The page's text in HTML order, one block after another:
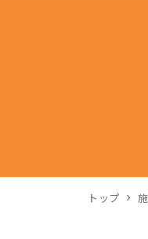
トップ